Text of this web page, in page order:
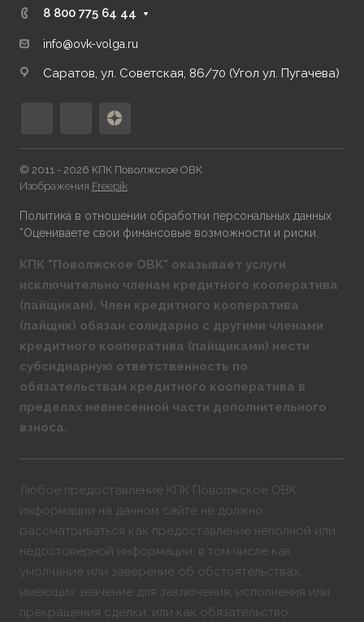
8 800 775 64 44
info@ovk-volga.ru
Саратов, ул. Советская, 86/70 (Угол ул. Пугачева)
© 2011 - 2026 КПК Поволжское ОВК
Изображения Freepik
Политика в отношении обработки персональных данных
*Оцениваете свои финансовые возможности и риски.
КПК "Поволжское ОВК" оказывает услуги
исключительно членам кредитного кооператива
(пайщикам). Член кредитного кооператива
(пайщик) обязан солидарно с другими членами
кредитного кооператива (пайщиками) нести
субсидиарную ответственность по
обязательствам кредитного кооператива в
пределах невнесенной части дополнительного
взноса.
Любое предоставление КПК Поволжское ОВК
информации на данном сайте не должно
рассматриваться как предоставление неполной или
недостоверной информации, в том числе как
умолчание или заверение об обстоятельствах,
имеющих значение для заключения, исполнения или
прекращения сделки, или как обязательство